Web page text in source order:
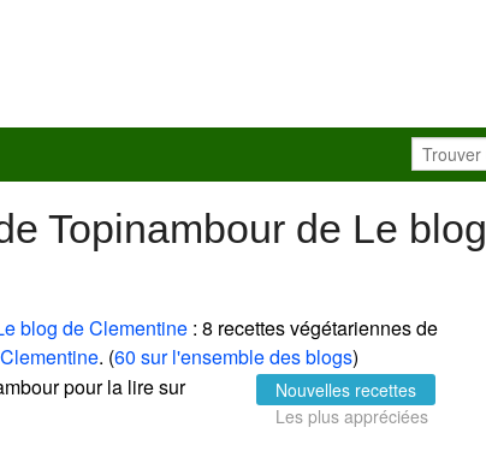
Topinambour de Le blog
blog de Clementine : 8 recettes végétariennes de
. (60 sur l'ensemble des blogs)
pour la lire sur
Nouvelles recettes
Les plus appréciées